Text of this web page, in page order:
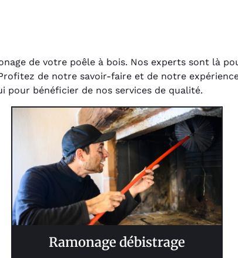
de votre poêle à bois. Nos experts sont là
de notre savoir-faire et de notre
pour bénéficier de nos services de qualité.
Ramonage débistrage